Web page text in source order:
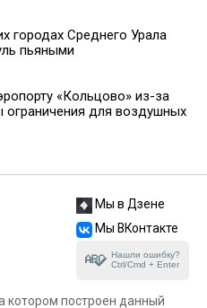
городах Среднего Урала
пьяными
«Кольцово» из-за
ограничения для воздушных
Мы в Дзене
Мы ВКонтакте
Нашли ошибку?
Ctrl/Cmd + Enter
котором построен данный